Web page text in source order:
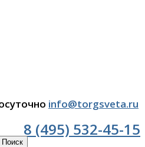
info@torgsveta.ru
8 (495) 532-45-15
Поиск